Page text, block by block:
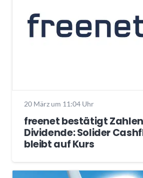
20 März um 11:04 Uhr
freenet bestätigt
Dividende: Solider
bleibt auf Kurs